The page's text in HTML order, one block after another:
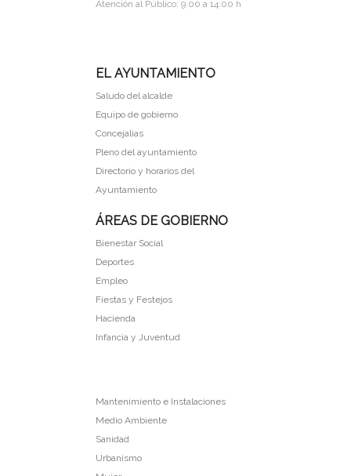
Atención al Público: 9:00 a 14:00 h
EL AYUNTAMIENTO
Saludo del alcalde
Equipo de gobierno
Concejalias
Pleno del ayuntamiento
Directorio y horarios del
Ayuntamiento
ÁREAS DE GOBIERNO
Bienestar Social
Deportes
Empleo
Fiestas y Festejos
Hacienda
Infancia y Juventud
Mantenimiento e Instalaciones
Medio Ambiente
Sanidad
Urbanismo